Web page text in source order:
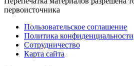
первоисточника
Пользовательское соглашение
Политика конфиденциальности
Сотрудничество
Карта сайта